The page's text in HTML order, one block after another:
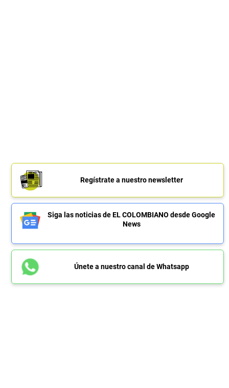
Regístrate a nuestro newsletter
Siga las noticias de EL COLOMBIANO desde Google
News
Únete a nuestro canal de Whatsapp